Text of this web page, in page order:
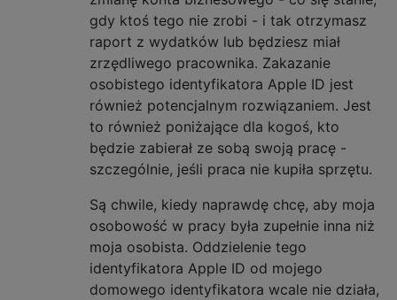
gdy ktoś tego nie zrobi - i tak otrzymasz
raport z wydatków lub będziesz miał
zrzędliwego pracownika. Zakazanie
osobistego identyfikatora Apple ID jest
również potencjalnym rozwiązaniem. Jest
to również poniżające dla kogoś, kto
będzie zabierał ze sobą swoją pracę -
szczególnie, jeśli praca nie kupiła sprzętu.
Są chwile, kiedy naprawdę chcę, aby moja
osobowość w pracy była zupełnie inna niż
moja osobista. Oddzielenie tego
identyfikatora Apple ID od mojego
domowego identyfikatora wcale nie działa,